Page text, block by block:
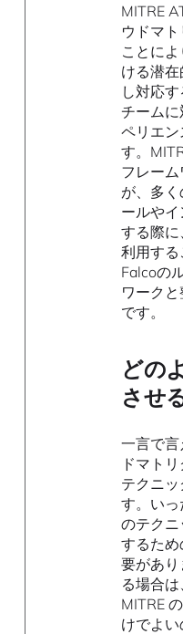
MITRE
ウドマ
ことに
ける潜
し対応
チーム
ペリエン
す。
フレー
が、多
ールや
する際
利用する
Falcoの
ワーク
です。
どの
させ
一言で
ドマト
テクニ
す。い
のテク
するた
要があ
る場合
MITRE
けでよい